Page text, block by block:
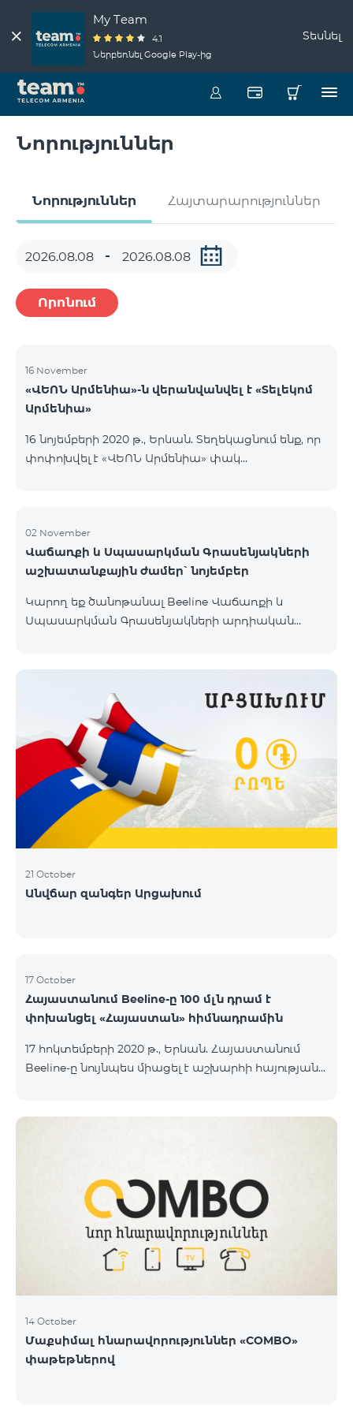
My Team
4.1
Ներբեռնել Google Play-ից
Տեսնել
Նորություններ
Նորություններ Հայտարարություններ
Որոնում
16 November
«ՎԵՈՆ Արմենիա»-ն վերանվանվել է «Տելեկոմ
Արմենիա»
16 նոյեմբերի 2020 թ., Երևան. Տեղեկացնում ենք, որ
փոփոխվել է «ՎԵՈՆ Արմենիա» փակ
ընկերություն։ Անվանափոխությունը պետական
գրանցում է ստացել 2020 թ. նոյեմբերի 16-ին։
Կատարված փոփոխությունը որևէ կերպ չի
պարտավորությունների և ծառայությունների
մատուցման վրա, որոնք շարունակելու են
հայտնում ենք, որ կազմակերպությունը դ
02 November
Վաճառքի և Սպասարկման Գրասենյակների
աշխատանքային ժամեր՝ նոյեմբեր
Կարող եք ծանոթանալ Beeline Վաճառքի և
Սպասարկման Գրասենյակների արդիական
21 October
Անվճար զանգեր Արցախում
17 October
Հայաստանում Beeline-ը 100 մլն դրամ է
փոխանցել «Հայաստան» հիմնադրամին
17 հոկտեմբերի 2020 թ., Երևան. Հայաստանում
Beeline-ը նույնպես միացել է աշխարհի հայության
օգտվել «BeeFree 1900» փաթեթից և իջեցրել է
ռոումինգի արժեքն Արցախում մինչև 5 դրամ։
«Պատերազմի առաջին իսկ օրվանից մենք՝
որպես կապի օպերատոր և որպես
հայաստանցիներ, փորձում ենք մաքսիմալ
14 October
Մաքսիմալ հնարավորություններ «COMBO»
փաթեթներով